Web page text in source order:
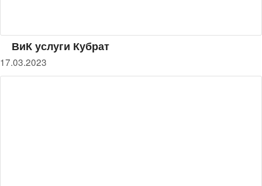
ВиК услуги Кубрат
17.03.2023